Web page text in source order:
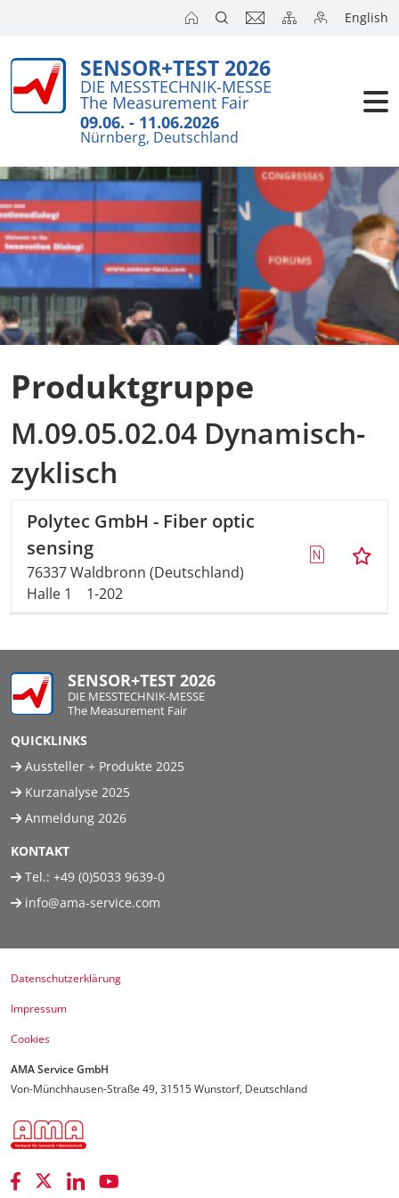
English
SENSOR+TEST 2026
DIE MESSTECHNIK-MESSE
The Measurement Fair
09.06. - 11.06.2026
Nürnberg, Deutschland
Produktgruppe
M.09.05.02.04 Dynamisch-
zyklisch
Polytec GmbH - Fiber optic
sensing
76337 Waldbronn (Deutschland)
Halle 1
1-202
SENSOR+TEST 2026
DIE MESSTECHNIK-MESSE
The Measurement Fair
QUICKLINKS
Aussteller + Produkte 2025
Kurzanalyse 2025
Anmeldung 2026
KONTAKT
Tel.: +49 (0)5033 9639-0
info@ama-service.com
Datenschutzerklärung
Impressum
Cookies
AMA Service GmbH
Von-Münchhausen-Straße 49, 31515 Wunstorf, Deutschland
Besucher
Presse